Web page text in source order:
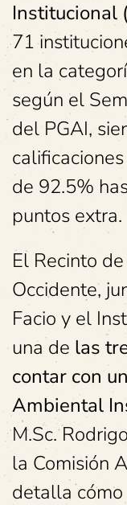
Institucional
71
en la
según el
del PGAI,
de 92.5%
puntos extra.
El Recinto
Occidente,
Facio y el
una de las
contar con
Ambiental
M.Sc.
la Comisión
detalla